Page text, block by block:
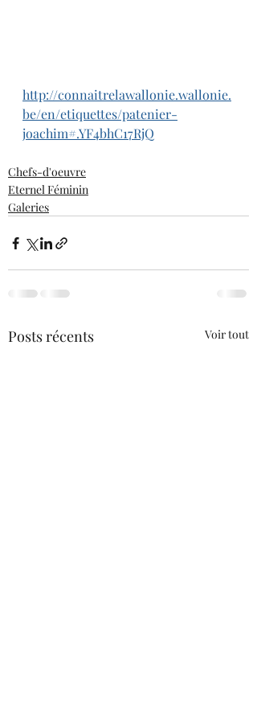
http://connaitrelawallonie.wallonie.
be/en/etiquettes/patenier-
joachim#.YF4bhC17RjQ
Chefs-d'oeuvre
Eternel Féminin
Galeries
Posts récents Voir tout